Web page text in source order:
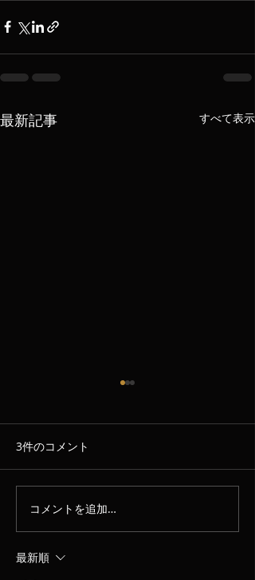
最新記事 すべて表示
8/7
3件のコメント
コメントを追加…
最新順